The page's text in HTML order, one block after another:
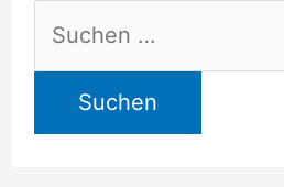
nach: